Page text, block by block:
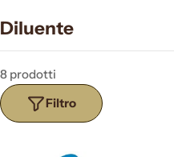
Diluente
8 prodotti
Filtro